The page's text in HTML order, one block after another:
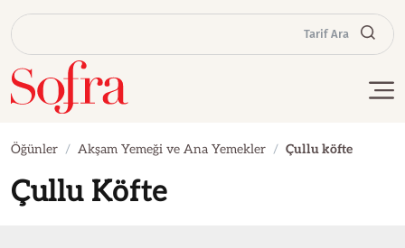
Tarif Ara
Öğünler Akşam Yemeği ve Ana Yemekler Çullu köfte
Çullu Köfte